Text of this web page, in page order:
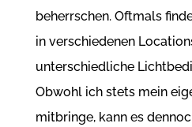
beherrschen. Oftmals
in verschiedenen
unterschiedliche
Obwohl ich stets mein
mitbringe, kann es